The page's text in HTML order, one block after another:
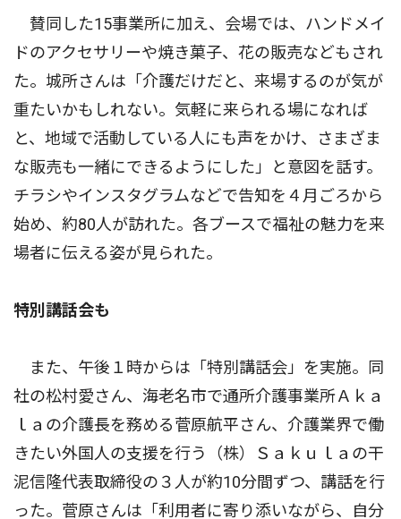
賛同した15事業所に加え、会場では、ハンドメイ
ドのアクセサリーや焼き菓子、花の販売などもされ
た。城所さんは「介護だけだと、来場するのが気が
重たいかもしれない。気軽に来られる場になれば
と、地域で活動している人にも声をかけ、さまざま
な販売も一緒にできるようにした」と意図を話す。
チラシやインスタグラムなどで告知を４月ごろから
始め、約80人が訪れた。各ブースで福祉の魅力を来
場者に伝える姿が見られた。
特別講話会も
また、午後１時からは「特別講話会」を実施。同
社の松村愛さん、海老名市で通所介護事業所Ａｋａ
ｌａの介護長を務める菅原航平さん、介護業界で働
きたい外国人の支援を行う（株）Ｓａｋｕｌａの干
泥信隆代表取締役の３人が約10分間ずつ、講話を行
った。菅原さんは「利用者に寄り添いながら、自分